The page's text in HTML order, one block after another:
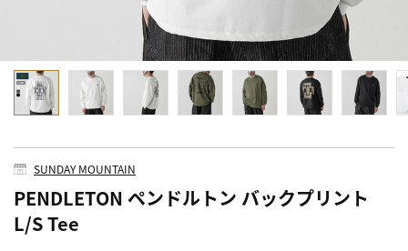
SUNDAY MOUNTAIN
PENDLETON ペンドルトン バックプリント
L/S Tee